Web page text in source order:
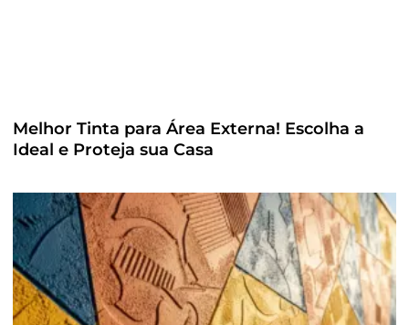
Melhor Tinta para Área Externa! Escolha a
Ideal e Proteja sua Casa